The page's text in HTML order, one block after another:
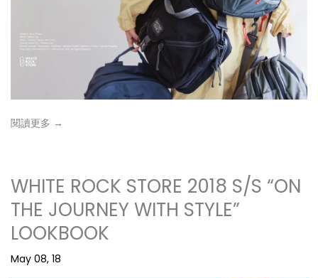
閱讀更多 →
WHITE ROCK STORE 2018 S/S “ON
THE JOURNEY WITH STYLE”
LOOKBOOK
May 08, 18